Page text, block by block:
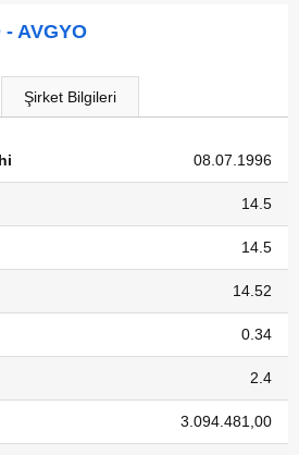
- AVGYO
Şirket Bilgileri
08.07.1996
14.5
14.5
14.52
0.34
2.4
3.094.481,00